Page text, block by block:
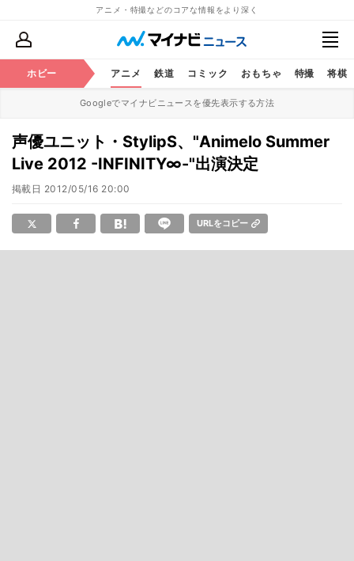
アニメ・特撮などのコアな情報をより深く
ホビー アニメ 鉄道 コミック おもちゃ 特撮 将棋
Googleでマイナビニュースを優先表示する方法
声優ユニット・StylipS、"Animelo Summer
Live 2012 -INFINITY∞-"出演決定
掲載日 2012/05/16 20:00
URLをコピー